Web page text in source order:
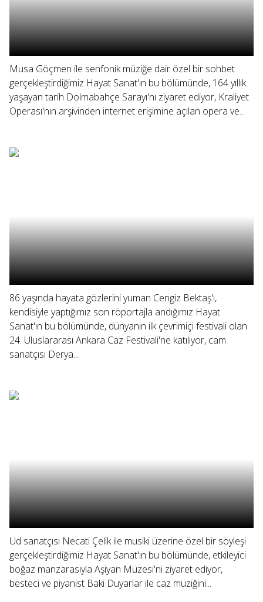
Musa Göçmen ile senfonik müziğe dair özel bir sohbet
gerçekleştirdiğimiz Hayat Sanat'ın bu bölümünde, 164 yıllık
yaşayan tarih Dolmabahçe Sarayı'nı ziyaret ediyor, Kraliyet
Operası'nın arşivinden internet erişimine açılan opera ve...
86 yaşında hayata gözlerini yuman Cengiz Bektaş'ı,
kendisiyle yaptığımız son röportajla andığımız Hayat
Sanat'ın bu bölümünde, dünyanın ilk çevrimiçi festivali olan
24. Uluslararası Ankara Caz Festivali'ne katılıyor, cam
sanatçısı Derya...
Ud sanatçısı Necati Çelik ile musiki üzerine özel bir söyleşi
gerçekleştirdiğimiz Hayat Sanat'ın bu bölümünde, etkileyici
boğaz manzarasıyla Aşiyan Müzesi'ni ziyaret ediyor,
besteci ve piyanist Baki Duyarlar ile caz müziğini...